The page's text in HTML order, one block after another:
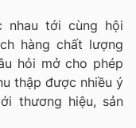
nhau tới cùng hội
hàng chất lượng
hỏi mở cho phép
thập được nhiều ý
thương hiệu, sản